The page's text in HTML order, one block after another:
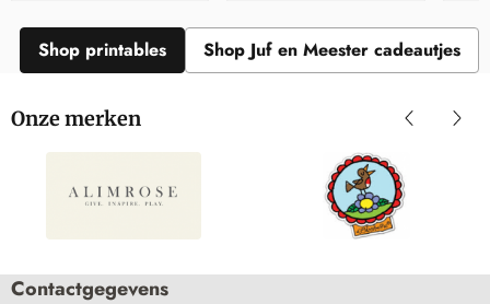
Shop printables Shop Juf en Meester cadeautjes
Onze merken
Contactgegevens